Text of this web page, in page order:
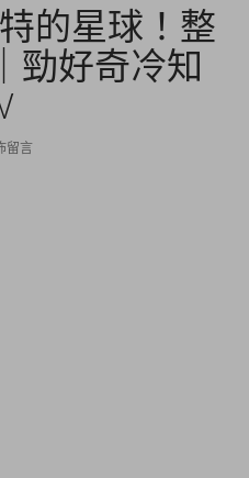
的星球！整
勁好奇冷知
留言